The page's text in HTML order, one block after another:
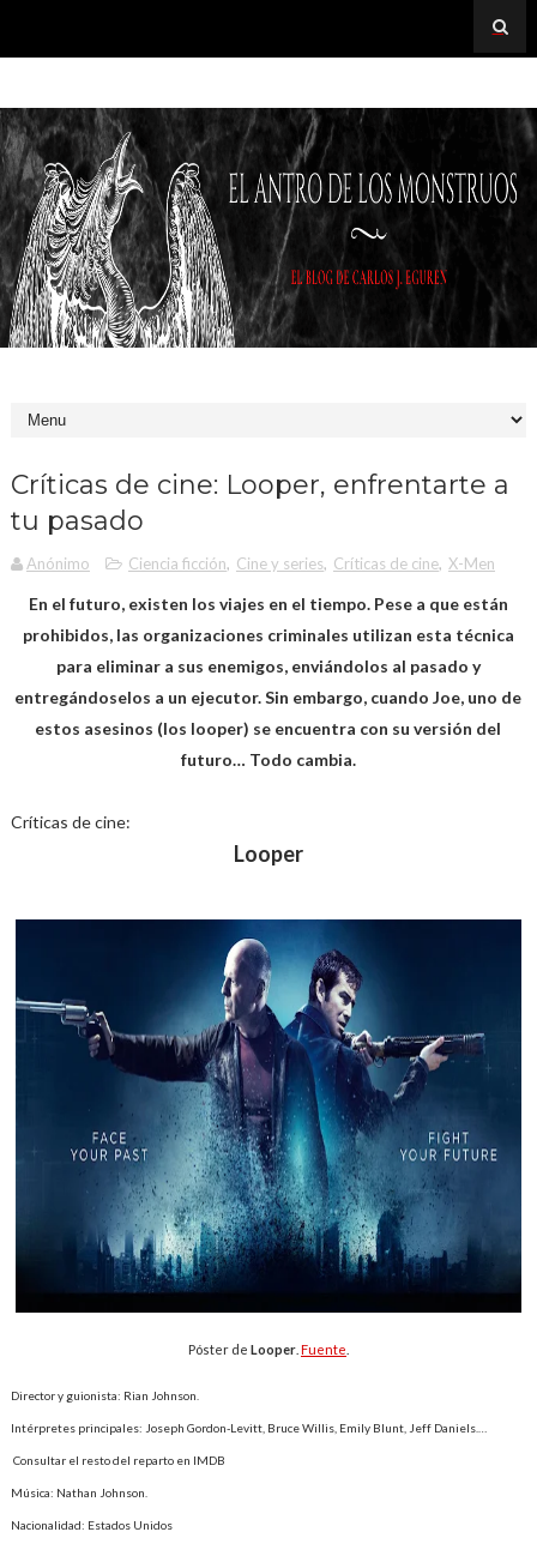
Críticas de cine: Looper, enfrentarte a
tu pasado
Anónimo Ciencia ficción, Cine y series, Críticas de cine, X-Men
En el futuro, existen los viajes en el tiempo. Pese a que están
prohibidos, las organizaciones criminales utilizan esta técnica
para eliminar a sus enemigos, enviándolos al pasado y
entregándoselos a un ejecutor. Sin embargo, cuando Joe, uno de
estos asesinos (los looper) se encuentra con su versión del
futuro… Todo cambia.
Críticas de cine:
Looper
Póster de Looper. Fuente
Director y guionista: Rian Johnson.
Intérpretes principales: Joseph Gordon-Levitt, Bruce Willis, Emily Blunt, Jeff Daniels.…
Consultar el resto del reparto en IMDB
Música: Nathan Johnson.
Nacionalidad: Estados Unidos